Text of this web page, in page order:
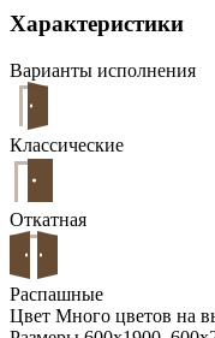
Характеристики
Варианты исполнения
Классические
Откатная
Распашные
Цвет Много цветов на